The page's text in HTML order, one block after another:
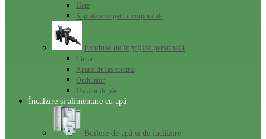
Hote
Suprafete de gatit incorporabile
Produse de îngrijire personală
Cintari
Aparat de ras electric
Ondulator
Uscător de păr
Încălzire și alimentare cu apă
Boilere de apă și de încălzire